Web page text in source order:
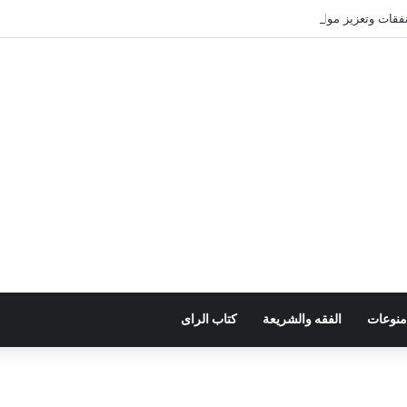
وتعزيز موارد الدولة يسِم إعداد ميزانية 2027
منوعات الفقه والشريعة كتاب الراى